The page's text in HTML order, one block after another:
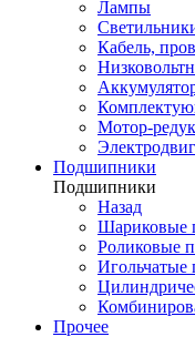
Лампы
Кабель,
Мотор-
Подшипники
Подшипники
Назад
Шариковые
Роликовые
Прочее